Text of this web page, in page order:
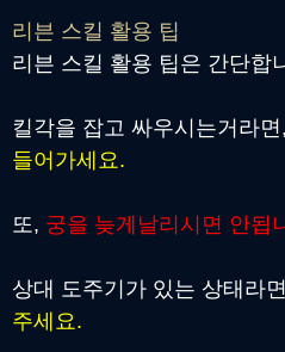
리븐 스킬 활용 팁
리븐 스킬 활용 팁은 간단합
킬각을 잡고 싸우시는거라면,
들어가세요.
또, 궁을 늦게날리시면 안됩
상대 도주기가 있는 상태라면
주세요.